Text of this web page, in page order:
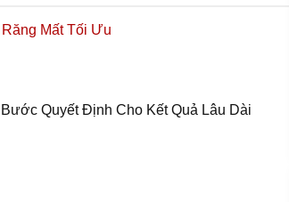
Mất Tối Ưu
Quyết Định Cho Kết Quả Lâu Dài